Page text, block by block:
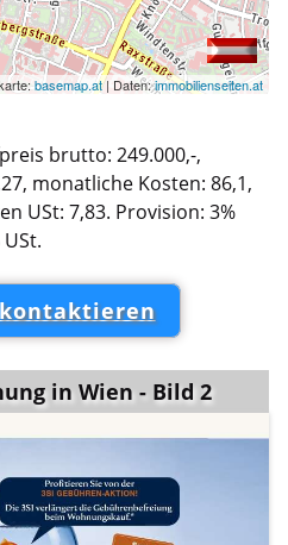
basemap.at| Daten:immobilienseiten.at
brutto: 249.000,-,
monatliche Kosten: 86,1,
USt: 7,83. Provision: 3%
in Wien - Bild 2